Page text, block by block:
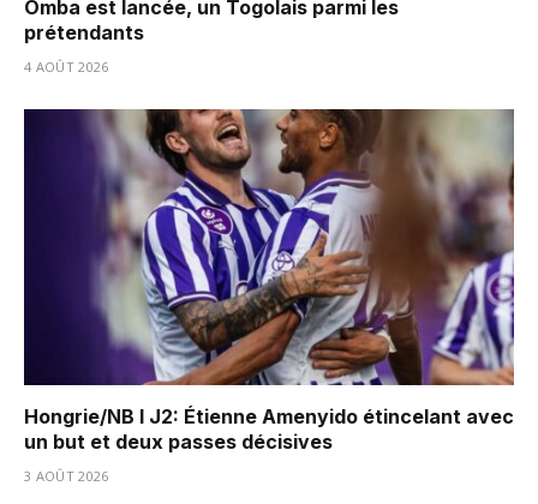
Omba est lancée, un Togolais parmi les
prétendants
4 AOÛT 2026
Hongrie/NB I J2: Étienne Amenyido étincelant avec
un but et deux passes décisives
3 AOÛT 2026